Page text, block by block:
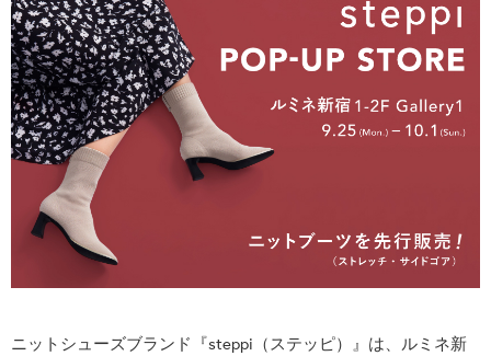
ニットシューズブランド『steppi（ステッピ）』は、ルミネ新